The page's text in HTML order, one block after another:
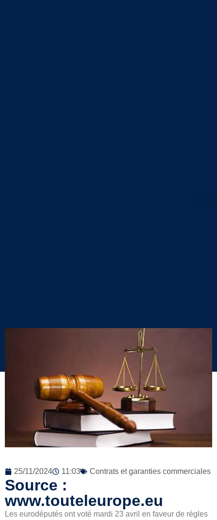
25/11/2024 11:03 Contrats et garanties commerciales
Source :
www.touteleurope.eu
Les eurodéputés ont voté mardi 23 avril en faveur de règles